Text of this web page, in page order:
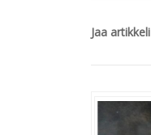
Jaa artikkeli